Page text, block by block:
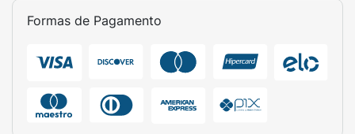
Formas de Pagamento